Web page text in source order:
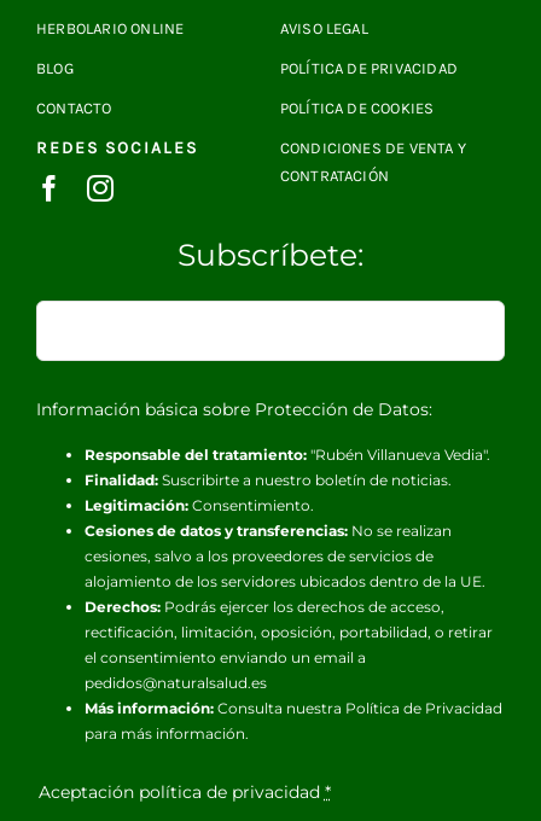
HERBOLARIO ONLINE
BLOG
CONTACTO
REDES SOCIALES
AVISO LEGAL
POLÍTICA DE PRIVACIDAD
POLÍTICA DE COOKIES
CONDICIONES DE VENTA Y
CONTRATACIÓN
Subscríbete:
Información básica sobre Protección de Datos:
Responsable del tratamiento:"Rubén Villanueva Vedia".
Finalidad:Suscribirte a nuestro boletín de noticias.
Legitimación:Consentimiento.
Cesiones de datos y transferencias:No se realizan
cesiones, salvo a los proveedores de servicios de
alojamiento de los servidores ubicados dentro de la UE.
Derechos:Podrás ejercer los derechos de acceso,
rectificación, limitación, oposición, portabilidad, o retirar
el consentimiento enviando un email a
pedidos@naturalsalud.es
Más información:Consulta nuestra Política de Privacidad
para más información.
Aceptación política de privacidad *